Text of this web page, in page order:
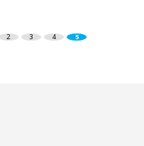
2 3 4 5